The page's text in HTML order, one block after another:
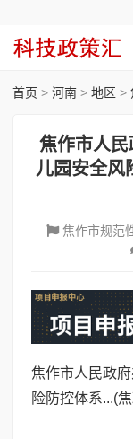
首页 > 河南 > 地区 >
焦作市人
儿园安全风
焦作市规范
焦作市人民政
险防控体系...(